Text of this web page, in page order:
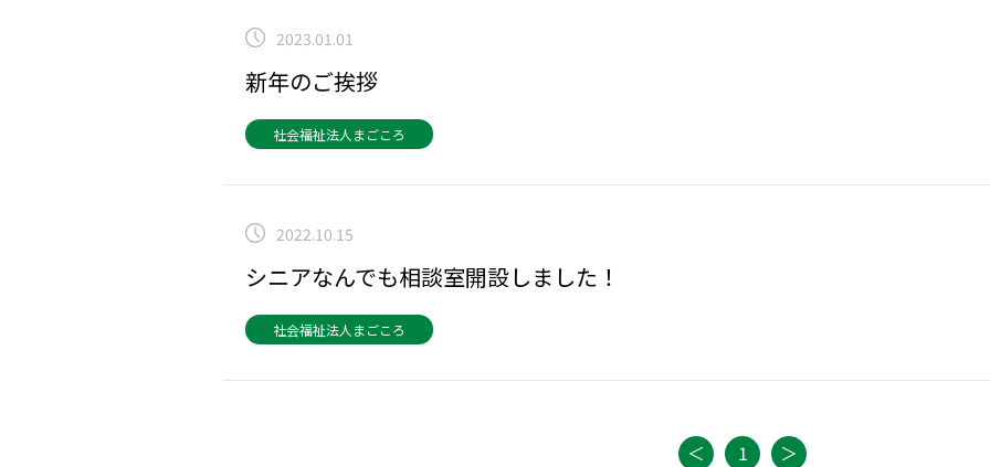
2023.01.01
新年のご挨拶
社会福祉法人まごころ
2022.10.15
シニアなんでも相談室開設しました！
社会福祉法人まごころ
＜ 1 ＞